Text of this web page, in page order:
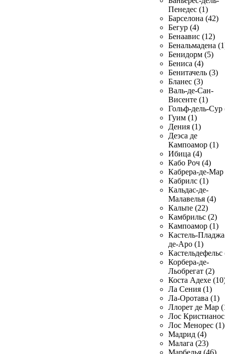
Пенедес (1)
Барселона (42)
Бегур (4)
Бенаавис (12)
Бенальмадена
Бенидорм (5)
Бениса (4)
Бенитачель (3)
Бланес (3)
Валь-де-Сан-
Висенте (1)
Гольф-дель-Сур
Гуим (1)
Дения (1)
Деэса де
Кампоамор (1)
Ибица (4)
Кабо Роч (4)
Кабрера-де-Мар
Кабрилс (1)
Кальдас-де-
Малавелья (4)
Кальпе (22)
Камбрильс (2)
Кампоамор (1)
Кастель-
де-Аро (1)
Кастельдефельс
Корбера-де-
Льобрегат (2)
Коста Адехе
Ла Сения (1)
Ла-Оротава (1)
Ллорет де Мар
Лос
Лос Менорес (1)
Мадрид (4)
Малага (23)
Марбелья (46)